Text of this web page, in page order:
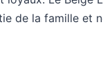
de la famille et